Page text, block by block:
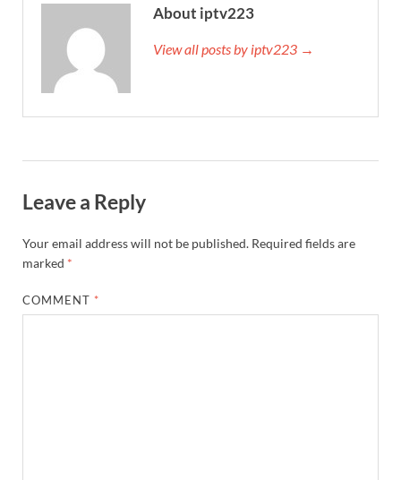
About iptv223
View all posts by iptv223 →
Leave a Reply
Your email address will not be published. Required fields are
marked *
COMMENT *